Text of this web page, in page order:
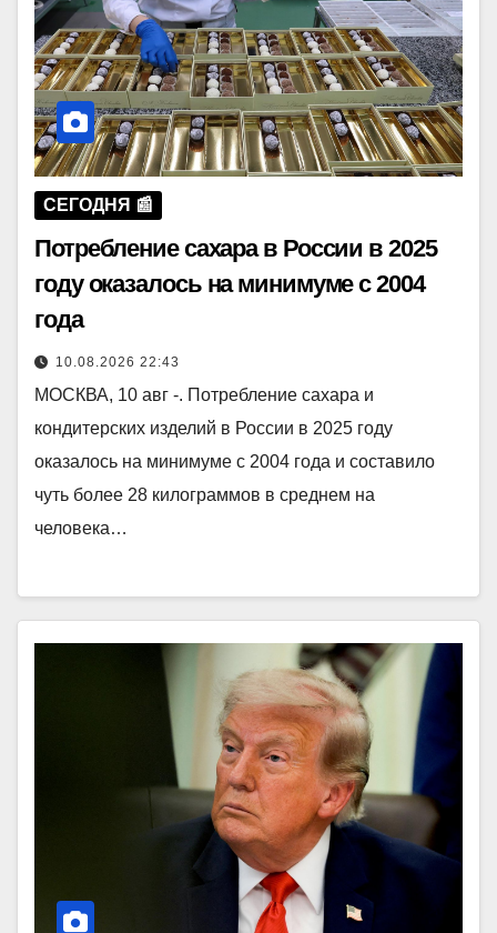
СЕГОДНЯ 📰
Потребление сахара в России в 2025
году оказалось на минимуме с 2004
года
10.08.2026 22:43
МОСКВА, 10 авг -. Потребление сахара и
кондитерских изделий в России в 2025 году
оказалось на минимуме с 2004 года и составило
чуть более 28 килограммов в среднем на
человека…